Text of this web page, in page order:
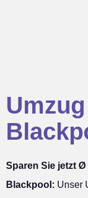
Sparen Sie jetzt
Blackpool: Unser